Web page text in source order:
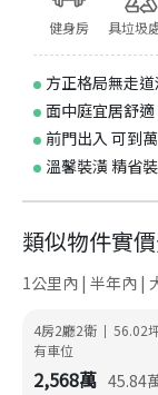
健身房 具垃圾
方正格局無走
面中庭宜居舒適
前門出入 可到
溫馨裝潢 精省
類似物件實
1公里內 | 半年內 |
4房2廳2衛 | 56.02
有車位
2,568萬 45.84